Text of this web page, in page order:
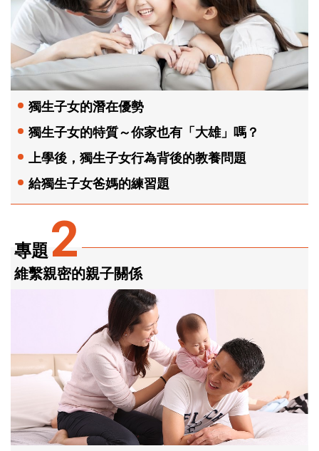
專題2
維繫親密的親子關係
獨生子女的潛在優勢
獨生子女的特質～你家也有「大雄」嗎？
上學後，獨生子女行為背後的教養問題
給獨生子女爸媽的練習題